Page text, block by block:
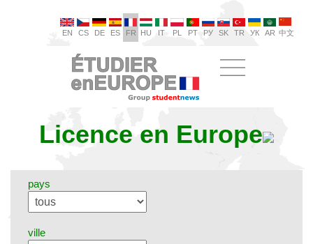
EN CS DE ES FR HU IT PL PT РУ SK TR УК AR 中文
Licence en Europe
pays
ville